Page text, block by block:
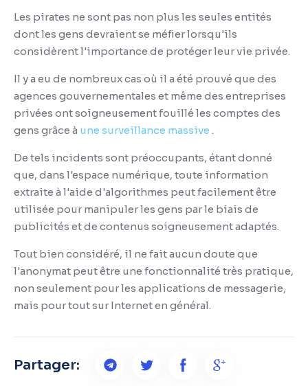
Les pirates ne sont pas non plus les seules entités
dont les gens devraient se méfier lorsqu'ils
considèrent l'importance de protéger leur vie privée.
Il y a eu de nombreux cas où il a été prouvé que des
agences gouvernementales et même des entreprises
privées ont soigneusement fouillé les comptes des
gens grâce à une surveillance massive .
De tels incidents sont préoccupants, étant donné
que, dans l'espace numérique, toute information
extraite à l'aide d'algorithmes peut facilement être
utilisée pour manipuler les gens par le biais de
publicités et de contenus soigneusement adaptés.
Tout bien considéré, il ne fait aucun doute que
l'anonymat peut être une fonctionnalité très pratique,
non seulement pour les applications de messagerie,
mais pour tout sur Internet en général.
Partager: